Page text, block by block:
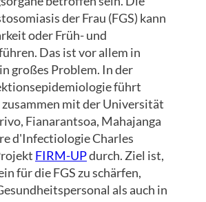
der Frau (FGS) kann
oder Früh- und
Das ist vor allem in
großes Problem. In der
führt
zusammen mit der Universität
Fianarantsoa, Mahajanga
d'Infectiologie Charles
FIRM-UPdurch. Ziel ist,
für die FGS zu schärfen,
als auch in